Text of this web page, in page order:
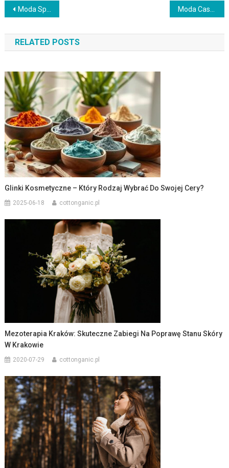
Nawigacja
wpisu
Moda Sportowa: Funkcjonalność i Styl w Jeden
RELATED POSTS
Glinki Kosmetyczne – Który Rodzaj Wybrać Do Swojej Cery?
2025-06-18 cottonganic.pl
Mezoterapia Kraków: Skuteczne Zabiegi Na Poprawę Stanu Skóry
W Krakowie
2020-07-29 cottonganic.pl